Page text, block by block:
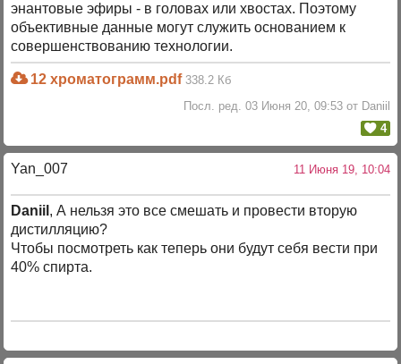
энантовые эфиры - в головах или хвостах. Поэтому
объективные данные могут служить основанием к
совершенствованию технологии.
12 хроматограмм.pdf 338.2 Кб
Посл. ред. 03 Июня 20, 09:53 от Daniil
4
Yan_007 11 Июня 19, 10:04
Daniil , А нельзя это все смешать и провести вторую
дистилляцию?
Чтобы посмотреть как теперь они будут себя вести при
40% спирта.